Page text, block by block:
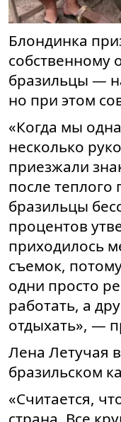
Блондинка
собственному
бразильцы —
но при этом
«Когда мы
несколько
приезжали
после
бразильцы
процентов
приходилось
съемок,
одни просто
работать, а
отдыхать», —
Лена Летучая
бразильском
«Считается,